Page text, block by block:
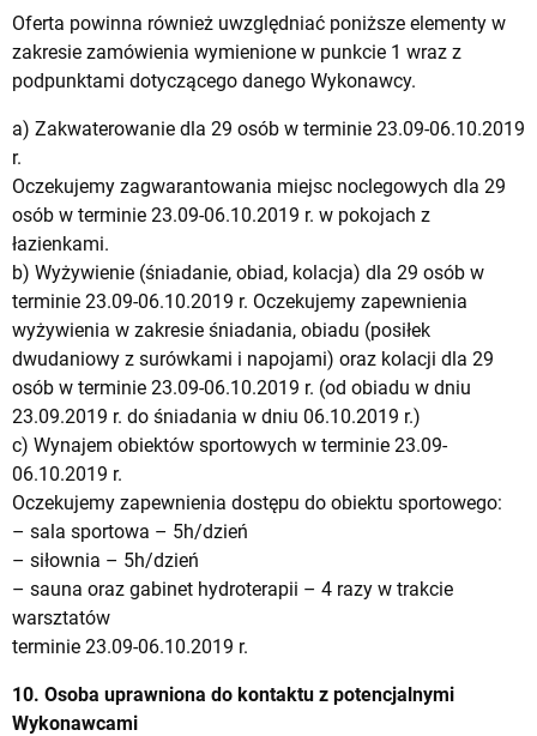
Oferta powinna również uwzględniać poniższe elementy w
zakresie zamówienia wymienione w punkcie 1 wraz z
podpunktami dotyczącego danego Wykonawcy.
a) Zakwaterowanie dla 29 osób w terminie 23.09-06.10.2019
r.
Oczekujemy zagwarantowania miejsc noclegowych dla 29
osób w terminie 23.09-06.10.2019 r. w pokojach z
łazienkami.
b) Wyżywienie (śniadanie, obiad, kolacja) dla 29 osób w
terminie 23.09-06.10.2019 r. Oczekujemy zapewnienia
wyżywienia w zakresie śniadania, obiadu (posiłek
dwudaniowy z surówkami i napojami) oraz kolacji dla 29
osób w terminie 23.09-06.10.2019 r. (od obiadu w dniu
23.09.2019 r. do śniadania w dniu 06.10.2019 r.)
c) Wynajem obiektów sportowych w terminie 23.09-
06.10.2019 r.
Oczekujemy zapewnienia dostępu do obiektu sportowego:
– sala sportowa – 5h/dzień
– siłownia – 5h/dzień
– sauna oraz gabinet hydroterapii – 4 razy w trakcie
warsztatów
terminie 23.09-06.10.2019 r.
10. Osoba uprawniona do kontaktu z potencjalnymi
Wykonawcami